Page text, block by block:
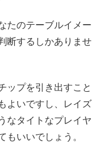
たのテーブルイメー
断するしかありませ
ップを引き出すこと
よいですし、レイズ
なタイトなプレイヤ
もいいでしょう。